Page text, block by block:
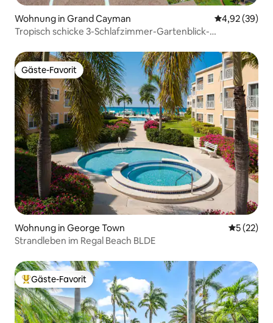
Wohnung in Grand Cayman
4,92 (39)
Tropisch schicke 3-Schlafzimmer-Gartenblick-
Gäste-Favorit
Gäste-Favorit
Wohnung in George Town
5 (22)
Strandleben im Regal Beach BLDE
Beliebter Gäste-Favorit.
Gäste-Favorit